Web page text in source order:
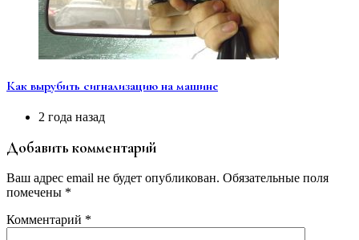
Как вырубить сигнализацию на машине
2 года назад
Добавить комментарий
Ваш адрес email не будет опубликован. Обязательные поля
помечены *
Комментарий *